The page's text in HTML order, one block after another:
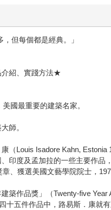
但每個都是經典。」
介紹、實踐方法★
國最重要的建築名家。
師。
（Louis Isadore Kahn,
印度及孟加拉的一些主要作品
、獲選美國文藝學院院士，
築作品獎」（Twenty-five
十五件作品中，路易斯．康就